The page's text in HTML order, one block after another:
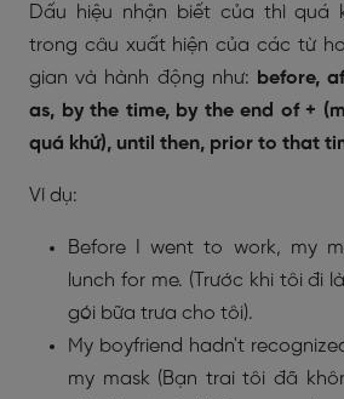
Dấu hiệu nhận biết của thì quá
trong câu xuất hiện của các từ
gian và hành động như: before,
as, by the time, by the end of +
quá khứ), until then, prior to that
Ví dụ:
Before I went to work, my
lunch for me. (Trước khi tôi đi
gói bữa trưa cho tôi).
My boyfriend hadn't
my mask (Bạn trai tôi đã